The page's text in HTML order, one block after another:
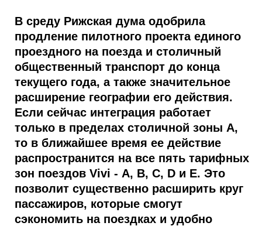
В среду Рижская дума одобрила
продление пилотного проекта единого
проездного на поезда и столичный
общественный транспорт до конца
текущего года, а также значительное
расширение географии его действия.
Если сейчас интеграция работает
только в пределах столичной зоны А,
то в ближайшее время ее действие
распространится на все пять тарифных
зон поездов Vivi - А, В, С, D и Е. Это
позволит существенно расширить круг
пассажиров, которые смогут
сэкономить на поездках и удобно